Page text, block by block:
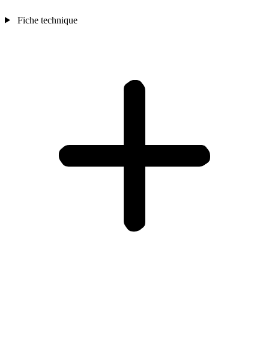
Fiche technique